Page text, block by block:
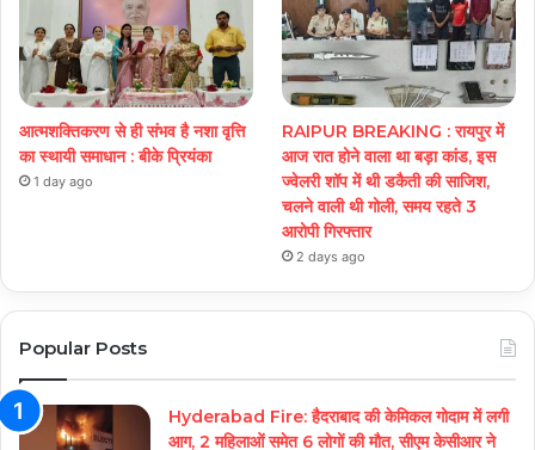
आत्मशक्तिकरण से ही संभव है नशा वृत्ति
का स्थायी समाधान : बीके प्रियंका
1 day ago
RAIPUR BREAKING : रायपुर में
आज रात होने वाला था बड़ा कांड, इस
ज्वेलरी शॉप में थी डकैती की साजिश,
चलने वाली थी गोली, समय रहते 3
आरोपी गिरफ्तार
2 days ago
Popular Posts
Hyderabad Fire: हैदराबाद की केमिकल गोदाम में लगी
आग, 2 महिलाओं समेत 6 लोगों की मौत, सीएम केसीआर ने